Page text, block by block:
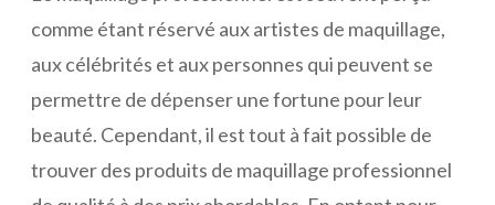
comme étant réservé aux artistes de maquillage,
aux célébrités et aux personnes qui peuvent se
permettre de dépenser une fortune pour leur
beauté. Cependant, il est tout à fait possible de
trouver des produits de maquillage professionnel